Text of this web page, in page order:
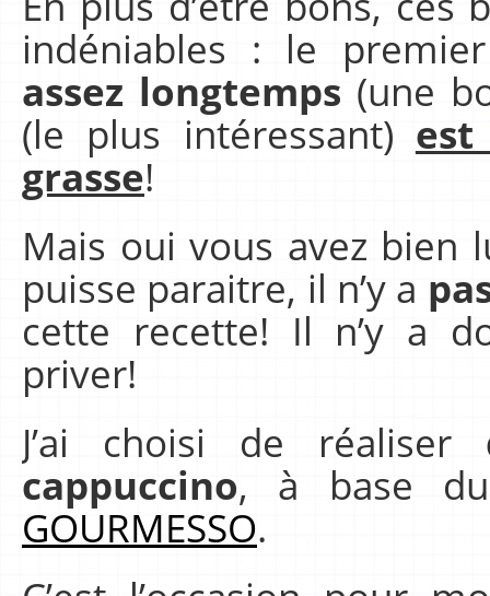
indéniables : le
assez longtemps (une
(le plus intéressant) est
grasse!
Mais oui vous avez bien
puisse paraitre, il n’y a
cette recette! Il n’y a
priver!
J’ai choisi de réaliser
cappuccino, à base
GOURMESSO.